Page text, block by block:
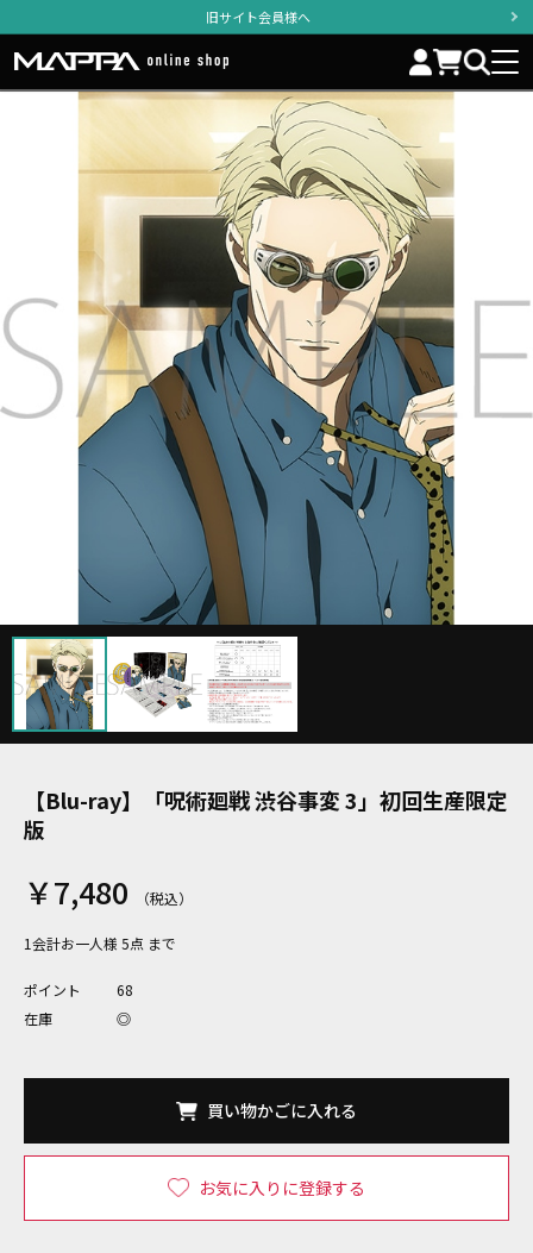
旧サイト会員様へ
【Blu-ray】「呪術廻戦 渋谷事変 3」初回生産限定
版
￥7,480
1会計お一人様 5点 まで
ポイント
68
在庫
◎
買い物かごに入れる
お気に入りに登録する